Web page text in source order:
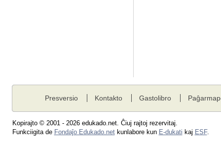
Presversio Kontakto Gastolibro
Kopirajto © 2001 - 2026 edukado.net. Ĉiuj rajtoj rezervitaj.
Funkciigita de Fondaĵo Edukado.netkunlabore kun E-dukati kaj ESF.